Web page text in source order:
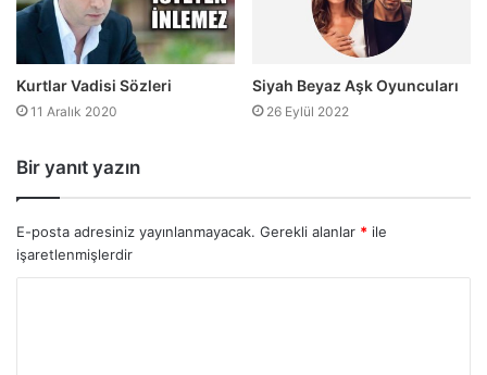
Kurtlar Vadisi Sözleri
11 Aralık 2020
Siyah Beyaz Aşk Oyuncuları
26 Eylül 2022
Bir yanıt yazın
E-posta adresiniz yayınlanmayacak. Gerekli alanlar * ile
işaretlenmişlerdir